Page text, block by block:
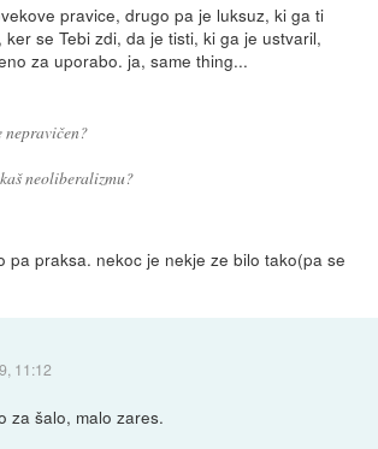
pravice, drugo pa je luksuz, ki ga ti
ker se Tebi zdi, da je tisti, ki ga je ustvaril,
za uporabo. ja, same thing...
neoliberalizmu?
pa praksa. nekoc je nekje ze bilo tako(pa se
11:12
za šalo, malo zares.